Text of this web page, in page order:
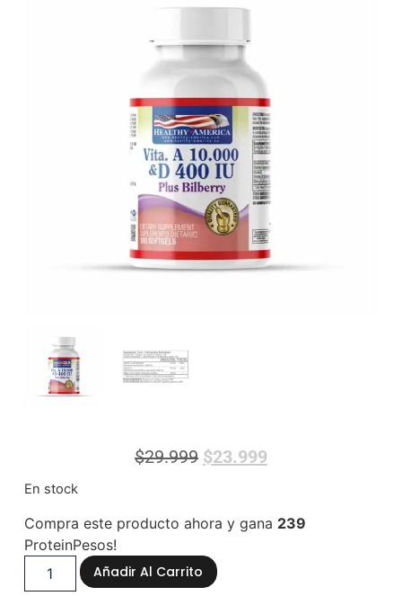
$29.999 $23.999
En stock
Compra este producto ahora y gana 239
ProteinPesos!
Añadir Al Carrito